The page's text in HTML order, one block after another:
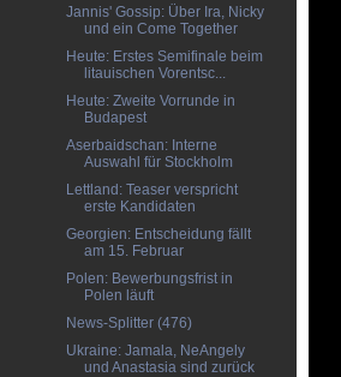
Jannis' Gossip: Über Ira, Nicky
und ein Come Together
Heute: Erstes Semifinale beim
litauischen Vorentsc...
Heute: Zweite Vorrunde in
Budapest
Aserbaidschan: Interne
Auswahl für Stockholm
Lettland: Teaser verspricht
erste Kandidaten
Georgien: Entscheidung fällt
am 15. Februar
Polen: Bewerbungsfrist in
Polen läuft
News-Splitter (476)
Ukraine: Jamala, NeAngely
und Anastasia sind zurück